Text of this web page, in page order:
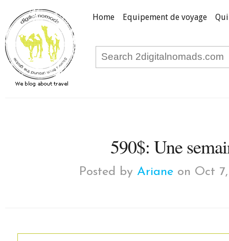
Home Equipement de voyage
590$: Une
Posted by Ariane on Oct